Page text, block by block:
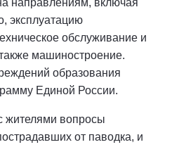
направлениям, включая
эксплуатацию
обслуживание и
машиностроение.
образования
Единой России.
жителями вопросы
от паводка, и